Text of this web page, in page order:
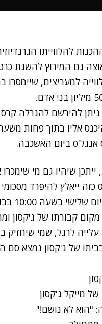
להלווייתו
למעריצים,
להירשם להגרלה
אליו בתוך פחות
אנגל'ס ביום האשכבה.
שיהיו גם מי
ייאלץ להיפרד
מקום קבורתו של ג'קסון
עלייה לרגל, שמי
של ג'קסון נמצא
מייקל ג'קסון
"הוא לא נושם!"